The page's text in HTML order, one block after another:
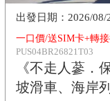
一口價/送SIM卡+轉
PUS04BR26821T03
《不走人蔘．
坡滑車、海岸
2026/08/